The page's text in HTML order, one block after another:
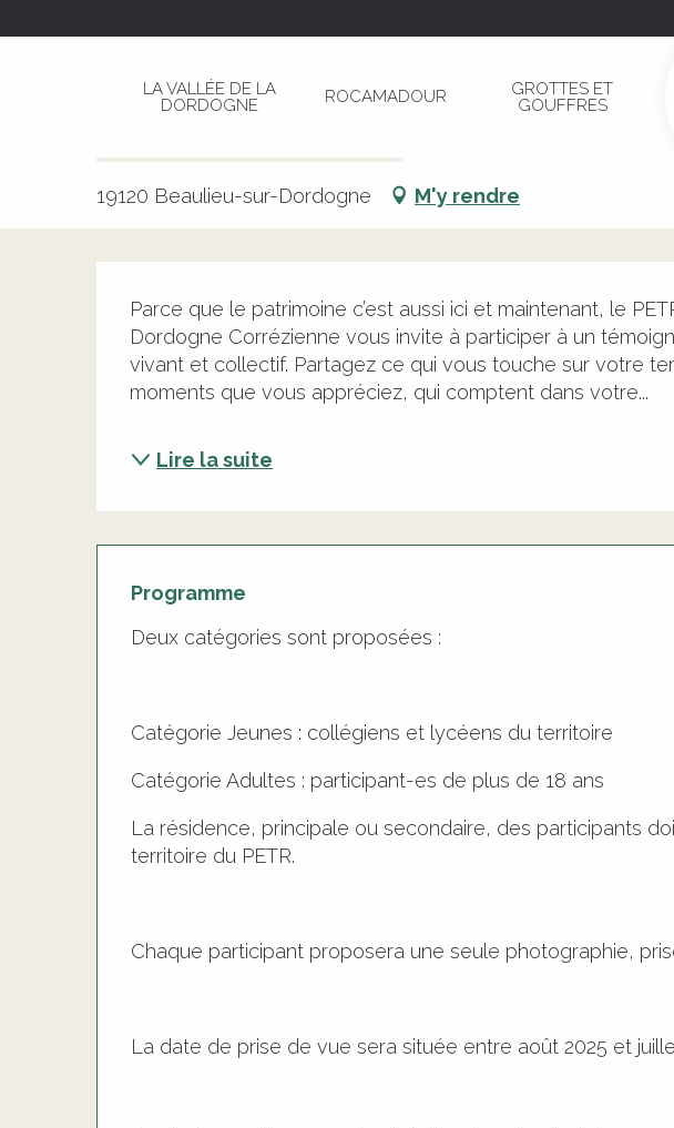
LA VALLÉE DE LA
DORDOGNE
ROCAMADOUR
GROTTES ET
GOUFFRES
Regards sur la Vallée de la Dordogne
19120 Beaulieu-sur-Dordogne M'y rendre
Parce que le patrimoine c’est aussi ici et maintenant, le
Dordogne Corrézienne vous invite à participer à un
vivant et collectif. Partagez ce qui vous touche sur votre
moments que vous appréciez, qui comptent dans votre...
Lire la suite
Programme
Deux catégories sont proposées :
Catégorie Jeunes : collégiens et lycéens du territoire
Catégorie Adultes : participant-es de plus de 18 ans
La résidence, principale ou secondaire, des participants
territoire du PETR.
Chaque participant proposera une seule photographie,
La date de prise de vue sera située entre août 2025 et